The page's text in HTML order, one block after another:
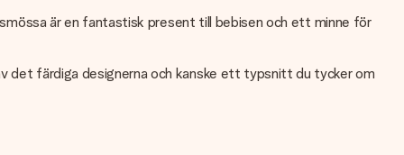
är en fantastisk present till bebisen och ett minne för
det färdiga designerna och kanske ett typsnitt du tycker om